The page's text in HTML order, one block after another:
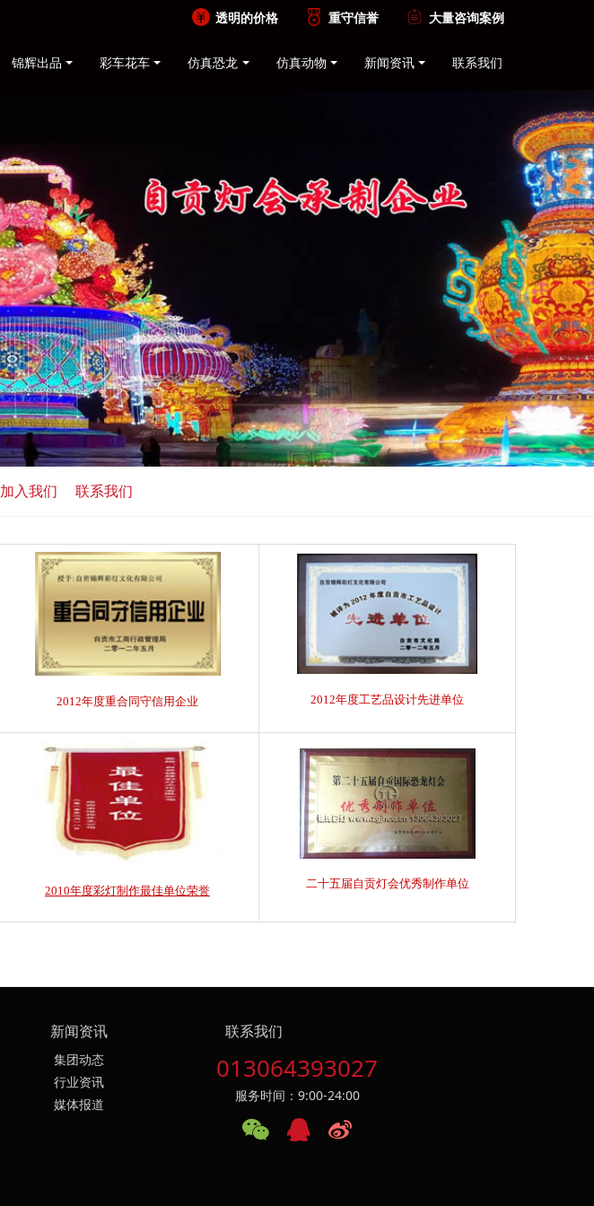
透明的价格 重守信誉 大量咨询案例
锦辉出品 彩车花车 仿真恐龙 仿真动物 新闻资讯 联系我们
加入我们 联系我们
2012年度重合同守信用企业 2012年度工艺品设计先进单位
2010年度彩灯制作最佳单位荣誉 二十五届自贡灯会优秀制作单位
新闻资讯
集团动态
行业资讯
媒体报道
联系我们
013064393027
服务时间：9:00-24:00